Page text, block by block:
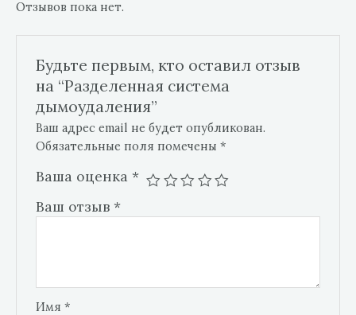
Отзывов пока нет.
Будьте первым, кто оставил отзыв
на “Разделенная система
дымоудаления”
Ваш адрес email не будет опубликован.
Обязательные поля помечены*
Ваша оценка *
Ваш отзыв *
Имя*